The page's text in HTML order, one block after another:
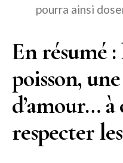
pourra ainsi
En résumé
poisson,
d’amour…
respecter